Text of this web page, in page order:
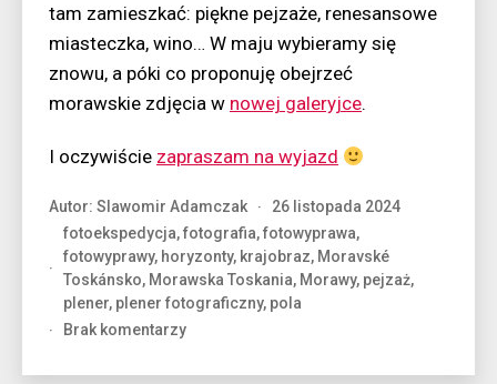
tam zamieszkać: piękne pejzaże, renesansowe
miasteczka, wino… W maju wybieramy się
znowu, a póki co proponuję obejrzeć
morawskie zdjęcia w nowej galeryjce.
I oczywiście zapraszam na wyjazd
Autor: Slawomir Adamczak
26 listopada 2024
fotoekspedycja,fotografia,fotowyprawa,
fotowyprawy, horyzonty, krajobraz, Moravské
Toskánsko, Morawska Toskania, Morawy, pejzaż,
plener, plener fotograficzny, pola
Brak komentarzydo
w